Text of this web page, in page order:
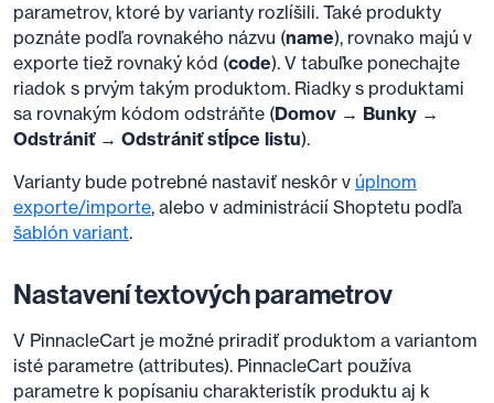
parametrov, ktoré by varianty rozlíšili. Také produkty
poznáte podľa rovnakého názvu (name), rovnako majú v
exporte tiež rovnaký kód (code). V tabuľke ponechajte
riadok s prvým takým produktom. Riadky s produktami
sa rovnakým kódom odstráňte (Domov → Bunky →
Odstrániť → Odstrániť stĺpce listu).
Varianty bude potrebné nastaviť neskôr v úplnom
exporte/importe, alebo v administrácií Shoptetu podľa
šablón variant.
Nastavení textových parametrov
V PinnacleCart je možné priradiť produktom a variantom
isté parametre (attributes). PinnacleCart používa
parametre k popísaniu charakteristík produktu aj k